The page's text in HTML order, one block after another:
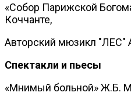
«Собор Парижской
Коччанте,
Авторский мюзикл "ЛЕС"
Спектакли и пьесы
«Мнимый больной» Ж.Б.